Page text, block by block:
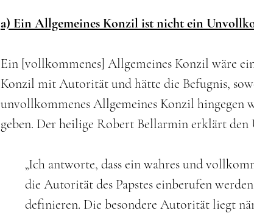
a) Ein Allgemeines Konzil ist nicht ein
Ein [vollkommenes] Allgemeines Konzil wäre
Konzil mit Autorität und hätte die Befugnis,
unvollkommenes Allgemeines Konzil hingegen
geben. Der heilige Robert Bellarmin erklärt den
„Ich antworte, dass ein wahres und
die Autorität des Papstes einberufen
definieren. Die besondere Autorität liegt